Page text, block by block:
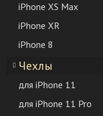
iPhone XS Max
iPhone XR
iPhone 8
Чехлы
для iPhone 11
для iPhone 11 Pro